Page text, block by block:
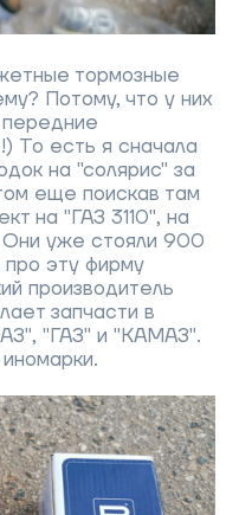
тормозные
Потому, что у них
То есть я сначала
на "солярис" за
еще поискав там
на "ГАЗ 3110", на
Они уже стояли 900
эту фирму
производитель
запчасти в
"ГАЗ" и "КАМАЗ".